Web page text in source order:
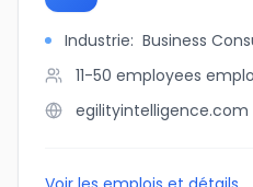
Industrie: Business
11-50 employees
egilityintelligence.com